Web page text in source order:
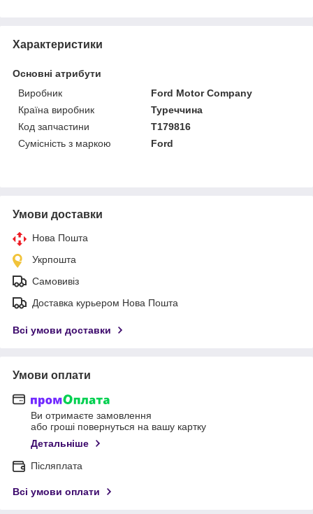
Характеристики
Основні атрибути
Виробник
Ford Motor Company
Країна виробник
Туреччина
Код запчастини
T179816
Сумісність з маркою
Ford
Умови доставки
Нова Пошта
Укрпошта
Самовивіз
Доставка курьером Нова Пошта
Всі умови доставки
Умови оплати
Ви отримаєте замовлення
або гроші повернуться на вашу картку
Детальніше
Післяплата
Всі умови оплати